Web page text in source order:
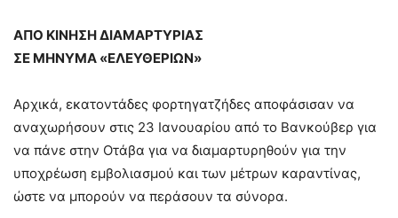
ΑΠΟ ΚΙΝΗΣΗ ΔΙΑΜΑΡΤΥΡΙΑΣ
ΣΕ ΜΗΝΥΜΑ «ΕΛΕΥΘΕΡΙΩΝ»
Αρχικά, εκατοντάδες φορτηγατζήδες αποφάσισαν να
αναχωρήσουν στις 23 Ιανουαρίου από το Βανκούβερ για
να πάνε στην Οτάβα για να διαμαρτυρηθούν για την
υποχρέωση εμβολιασμού και των μέτρων καραντίνας,
ώστε να μπορούν να περάσουν τα σύνορα.